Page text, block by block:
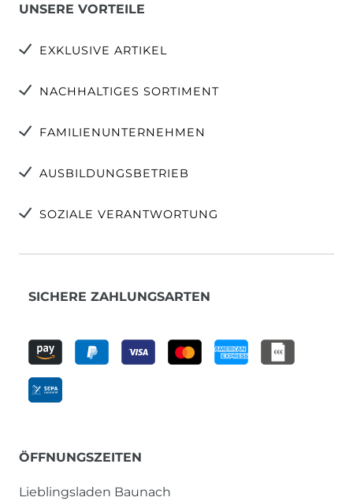
UNSERE VORTEILE
EXKLUSIVE ARTIKEL
NACHHALTIGES SORTIMENT
FAMILIENUNTERNEHMEN
AUSBILDUNGSBETRIEB
SOZIALE VERANTWORTUNG
SICHERE ZAHLUNGSARTEN
ÖFFNUNGSZEITEN
Lieblingsladen Baunach